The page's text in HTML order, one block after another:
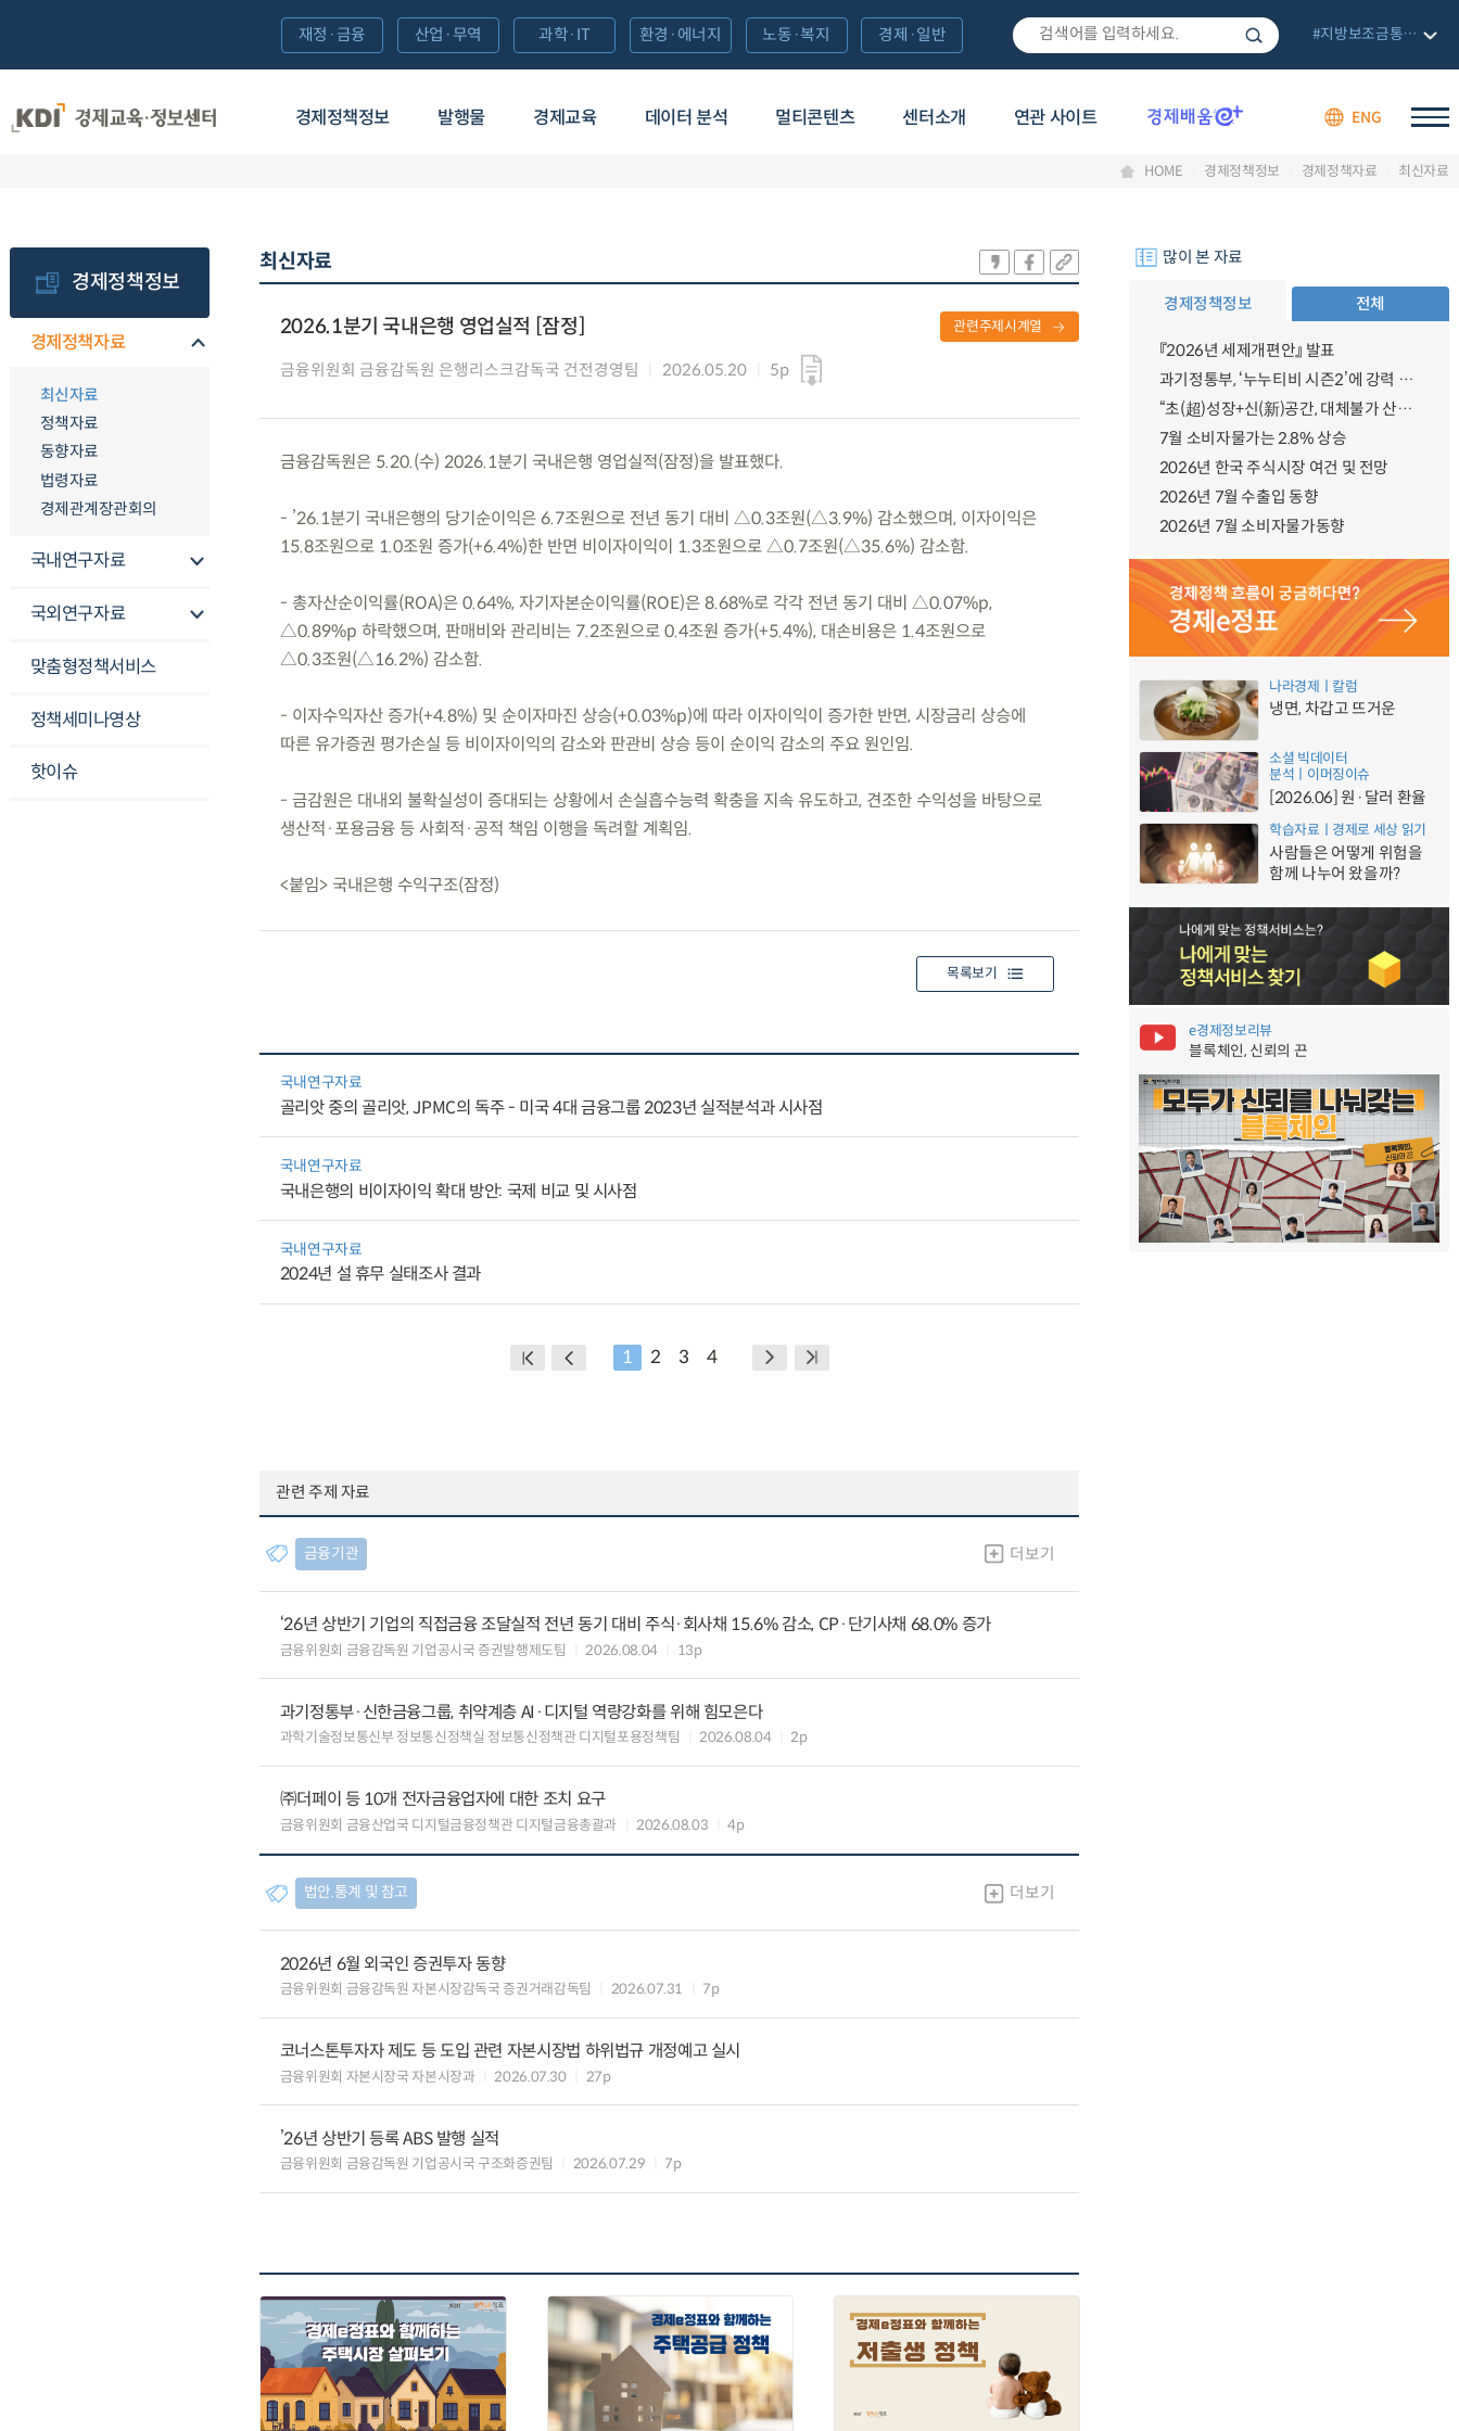
경제정책정보 발행물 경제교육 데이터 분석 멀티콘텐츠 센터소개 연관 사이트 ENG
재정·금융 산업·무역 과학·IT 환경·에너지 노동·복지 경제·일반 #지방보조금통합관리망
HOME 경제정책정보 경제정책자료 최신자료
경제정책정보
경제정책자료
최신자료
정책자료
동향자료
법령자료
경제관계장관회의
국내연구자료
국외연구자료
맞춤형정책서비스
정책세미나영상
핫이슈
최신자료
2026.1분기 국내은행 영업실적 [잠정]
금융위원회 금융감독원 은행리스크감독국 건전경영팀 2026.05.20 5p
관련주제시계열
금융감독원은 5.20.(수) 2026.1분기 국내은행 영업실적(잠정)을 발표했다.
- ’26.1분기 국내은행의 당기순이익은 6.7조원으로 전년 동기 대비 △0.3조원(△3.9%) 감소했으며, 이자이익은
15.8조원으로 1.0조원 증가(+6.4%)한 반면 비이자이익이 1.3조원으로 △0.7조원(△35.6%) 감소함.
- 총자산순이익률(ROA)은 0.64%, 자기자본순이익률(ROE)은 8.68%로 각각 전년 동기 대비 △0.07%p,
△0.89%p 하락했으며, 판매비와 관리비는 7.2조원으로 0.4조원 증가(+5.4%), 대손비용은 1.4조원으로
△0.3조원(△16.2%) 감소함.
- 이자수익자산 증가(+4.8%) 및 순이자마진 상승(+0.03%p)에 따라 이자이익이 증가한 반면, 시장금리 상승에
따른 유가증권 평가손실 등 비이자이익의 감소와 판관비 상승 등이 순이익 감소의 주요 원인임.
- 금감원은 대내외 불확실성이 증대되는 상황에서 손실흡수능력 확충을 지속 유도하고, 견조한 수익성을 바탕으로
생산적·포용금융 등 사회적·공적 책임 이행을 독려할 계획임.
<붙임> 국내은행 수익구조(잠정)
목록보기
국내연구자료
골리앗 중의 골리앗, JPMC의 독주 - 미국 4대 금융그룹 2023년 실적분석과 시사점
국내연구자료
국내은행의 비이자이익 확대 방안: 국제 비교 및 시사점
국내연구자료
2024년 설 휴무 실태조사 결과
1 2 3 4
관련 주제 자료
금융기관 더보기
‘26년 상반기 기업의 직접금융 조달실적 전년 동기 대비 주식·회사채 15.6% 감소, CP·단기사채 68.0% 증가
금융위원회 금융감독원 기업공시국 증권발행제도팀 2026.08.04 13p
과기정통부·신한금융그룹, 취약계층 AI·디지털 역량강화를 위해 힘모은다
과학기술정보통신부 정보통신정책실 정보통신정책관 디지털포용정책팀 2026.08.04 2p
㈜더페이 등 10개 전자금융업자에 대한 조치 요구
금융위원회 금융산업국 디지털금융정책관 디지털금융총괄과 2026.08.03 4p
법안.통계 및 참고 더보기
2026년 6월 외국인 증권투자 동향
금융위원회 금융감독원 자본시장감독국 증권거래감독팀 2026.07.31 7p
코너스톤투자자 제도 등 도입 관련 자본시장법 하위법규 개정예고 실시
금융위원회 자본시장국 자본시장과 2026.07.30 27p
’26년 상반기 등록 ABS 발행 실적
금융위원회 금융감독원 기업공시국 구조화증권팀 2026.07.29 7p
많이 본 자료
경제정책정보 전체
『2026년 세제개편안』 발표
과기정통부, ‘누누티비 시즌2’에 강력 대응 의지 밝혀
“초(超)성장+신(新)공간, 대체불가 산업강국”
7월 소비자물가는 2.8% 상승
2026년 한국 주식시장 여건 및 전망
2026년 7월 수출입 동향
2026년 7월 소비자물가동향
나라경제ㅣ칼럼
냉면, 차갑고 뜨거운
소셜 빅데이터
분석ㅣ이머징이슈
[2026.06] 원·달러 환율
학습자료ㅣ경제로 세상 읽기
사람들은 어떻게 위험을
함께 나누어 왔을까?
e경제정보리뷰
블록체인, 신뢰의 끈